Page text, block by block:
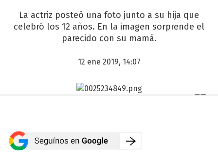
La actriz posteó una foto junto a su hija que
celebró los 12 años. En la imagen sorprende el
parecido con su mamá.
12 ene 2019, 14:07